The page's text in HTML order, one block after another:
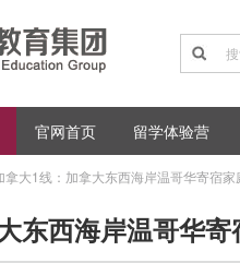
官网首页 留学体验营
拿大1线：加拿大东西海岸温哥华寄宿家
东西海岸温哥华